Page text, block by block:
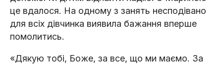
це вдалося. На одному з занять несподівано
для всіх дівчинка виявила бажання вперше
помолитись.
«Дякую тобі, Боже, за все, що ми маємо. За